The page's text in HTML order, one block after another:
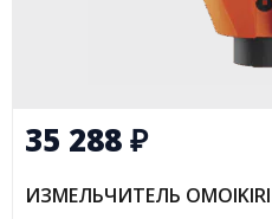
35 288₽
ИЗМЕЛЬЧИТЕЛЬ OMOIKIRI